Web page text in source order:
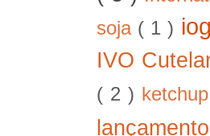
soja ( 1 )
IVO
( 2 ) ketchup
lançamento